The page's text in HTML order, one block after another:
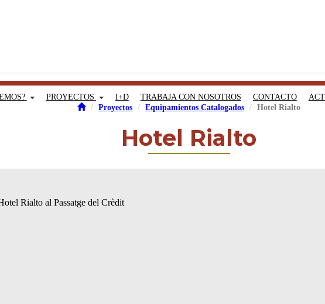
PROYECTOS I+D TRABAJA CON NOSOTROS CONTACTO
Proyectos Equipamientos Catalogados Hotel Rialto
Hotel Rialto
Rialto al Passatge del Crèdit